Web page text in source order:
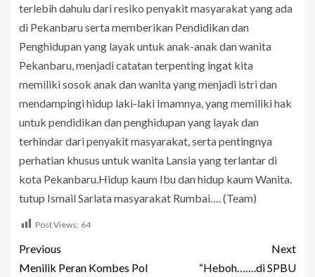
terlebih dahulu dari resiko penyakit masyarakat yang ada
di Pekanbaru serta memberikan Pendidikan dan
Penghidupan yang layak untuk anak-anak dan wanita
Pekanbaru, menjadi catatan terpenting ingat kita
memiliki sosok anak dan wanita yang menjadi istri dan
mendampingi hidup laki-laki Imamnya, yang memiliki hak
untuk pendidikan dan penghidupan yang layak dan
terhindar dari penyakit masyarakat, serta pentingnya
perhatian khusus untuk wanita Lansia yang terlantar di
kota Pekanbaru.Hidup kaum Ibu dan hidup kaum Wanita.
tutup Ismail Sarlata masyarakat Rumbai…. (Team)
Post Views: 64
Previous
Menilik Peran Kombes Pol
Next
“Heboh…….di SPBU